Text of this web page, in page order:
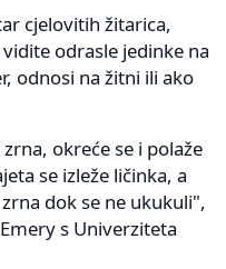
cjelovitih žitarica,
odrasle jedinke na
odnosi na žitni ili ako
okreće se i polaže
se izleže ličinka, a
dok se ne ukukuli",
s Univerziteta